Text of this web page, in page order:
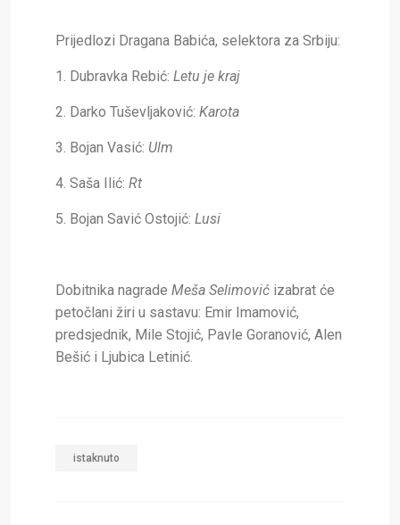
Prijedlozi Dragana Babića, selektora za Srbiju:
1. Dubravka Rebić: Letu je kraj
2. Darko Tuševljaković: Karota
3. Bojan Vasić: Ulm
4. Saša Ilić: Rt
5. Bojan Savić Ostojić: Lusi
Dobitnika nagrade Meša Selimović izabrat će
petočlani žiri u sastavu: Emir Imamović,
predsjednik, Mile Stojić, Pavle Goranović, Alen
Bešić i Ljubica Letinić.
istaknuto